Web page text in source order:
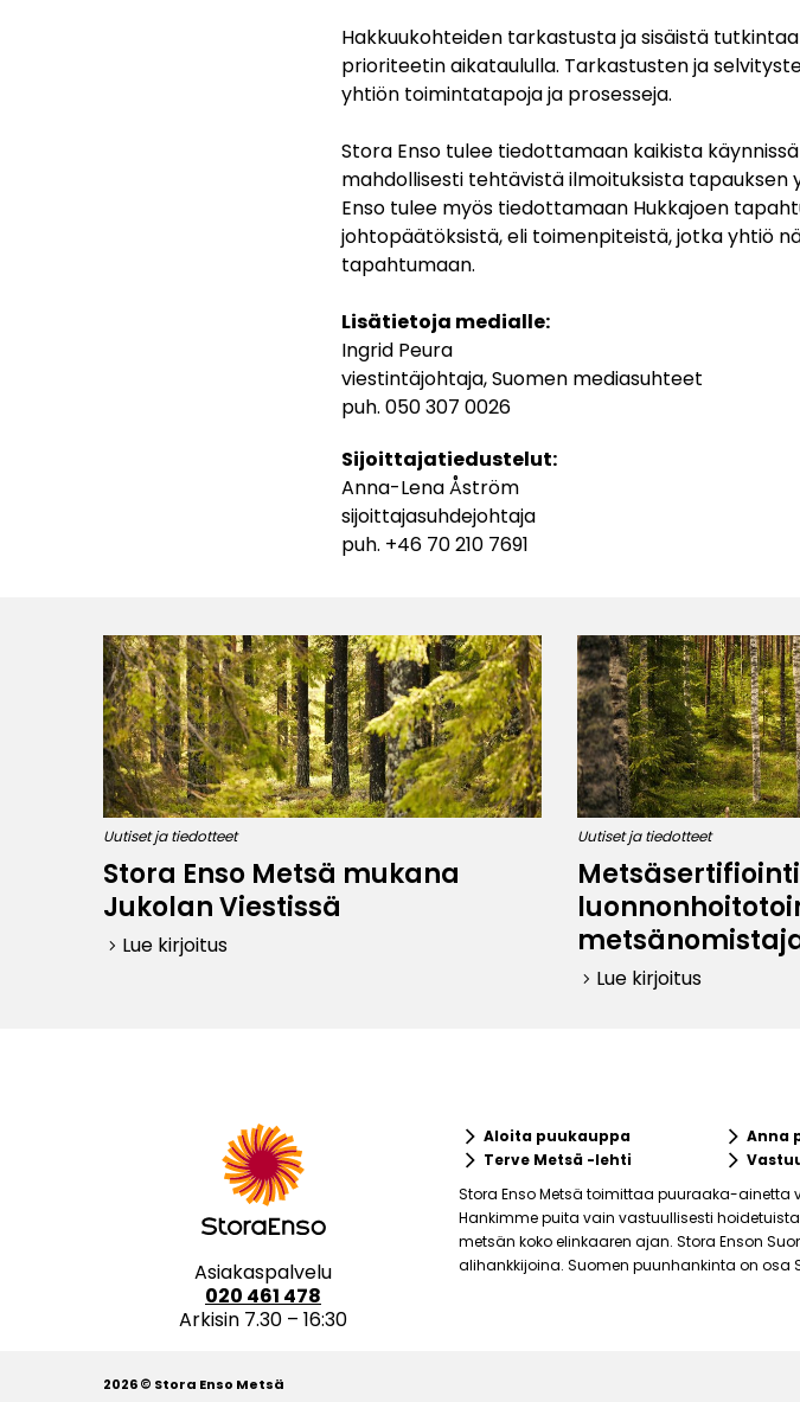
Hakkuukohteiden tarkastusta ja sisäistä
prioriteetin aikataululla. Tarkastusten ja
yhtiön toimintatapoja ja prosesseja.
Stora Enso tulee tiedottamaan kaikista
mahdollisesti tehtävistä ilmoituksista
Enso tulee myös tiedottamaan Hukkajoen
johtopäätöksistä, eli toimenpiteistä, jotka yhtiö
tapahtumaan.
Lisätietoja medialle:
Ingrid Peura
viestintäjohtaja, Suomen mediasuhteet
puh. 050 307 0026
Sijoittajatiedustelut:
Anna-Lena Åström
sijoittajasuhdejohtaja
puh. +46 70 210 7691
Uutiset ja tiedotteet
Stora Enso Metsä mukana
Jukolan Viestissä
keyboard_arrow_right Lue kirjoitus
Uutiset ja tiedotteet
keyboard_arrow_right Lue kirjoitus
Asiakaspalvelu
020 461 478
Arkisin 7.30 – 16:30
keyboard_arrow_rightAloita puukauppa
keyboard_arrow_rightTerve Metsä -lehti
keyboard_arrow_rightAnna
keyboard_arrow_right
Stora Enso Metsä toimittaa puuraaka-
Hankimme puita vain vastuullisesti
metsän koko elinkaaren ajan. Stora Enson
alihankkijoina. Suomen puunhankinta on osa
2026 © Stora Enso Metsä